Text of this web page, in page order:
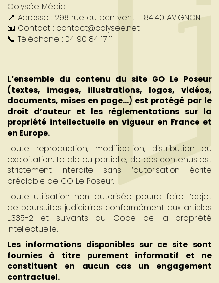
Colysée Média
📍 Adresse : 298 rue du bon vent - 84140 AVIGNON
📧 Contact : contact@colysee.net
📞 Téléphone : 04 90 84 17 11
L’ensemble du contenu du site GO Le Poseur
(textes, images, illustrations, logos, vidéos,
documents, mises en page…) est protégé par le
droit d’auteur et les réglementations sur la
propriété intellectuelle en vigueur en France et
en Europe.
Toute reproduction, modification, distribution ou
exploitation, totale ou partielle, de ces contenus est
strictement interdite sans l’autorisation écrite
préalable de GO Le Poseur.
Toute utilisation non autorisée pourra faire l’objet
de poursuites judiciaires conformément aux articles
L.335-2 et suivants du Code de la propriété
intellectuelle.
Les informations disponibles sur ce site sont
fournies à titre purement informatif et ne
constituent en aucun cas un engagement
contractuel.